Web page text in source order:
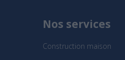
Nos services
Construction maison